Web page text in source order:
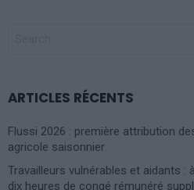
ARTICLES RÉCENTS
Flussi 2026 : première attribution
agricole saisonnier
Travailleurs vulnérables et aidants :
dix heures de congé rémunéré